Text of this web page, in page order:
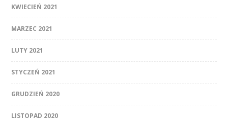
KWIECIEŃ 2021
MARZEC 2021
LUTY 2021
STYCZEŃ 2021
GRUDZIEŃ 2020
LISTOPAD 2020